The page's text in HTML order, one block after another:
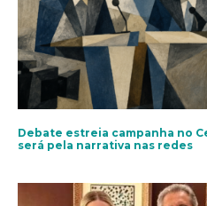
Debate estreia campanha no
será pela narrativa nas redes